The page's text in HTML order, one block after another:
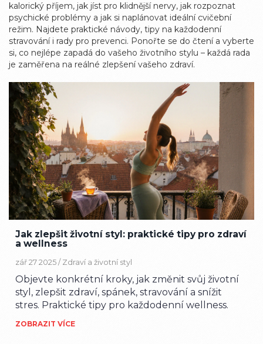
kalorický příjem, jak jíst pro klidnější nervy, jak rozpoznat
psychické problémy a jak si naplánovat ideální cvičební
režim. Najdete praktické návody, tipy na každodenní
stravování i rady pro prevenci. Ponořte se do čtení a vyberte
si, co nejlépe zapadá do vašeho životního stylu – každá rada
je zaměřena na reálné zlepšení vašeho zdraví.
Jak zlepšit životní styl: praktické tipy pro zdraví
a wellness
zář 27 2025 / Zdraví a životní styl
Objevte konkrétní kroky, jak změnit svůj životní
styl, zlepšit zdraví, spánek, stravování a snížit
stres. Praktické tipy pro každodenní wellness.
ZOBRAZIT VÍCE